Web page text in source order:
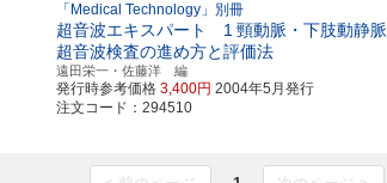
「Medical Technology」別冊
超音波エキスパート 1頸動脈・下肢動静脈
超音波検査の進め方と評価法
遠田栄一・佐藤洋 編
発行時参考価格3,400円 2004年5月発行
注文コード：294510